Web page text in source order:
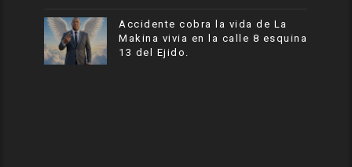
Accidente cobra la vida de La
Makina vivia en la calle 8 esquina
13 del Ejido.